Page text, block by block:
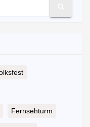
Fernsehturm